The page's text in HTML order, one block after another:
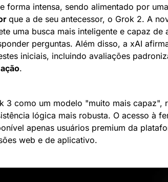
forma intensa, sendo alimentado por uma
que a de seu antecessor, o Grok 2. A
uma busca mais inteligente e capaz de
perguntas. Além disso, a xAI
iniciais, incluindo avaliações
.
3 como um modelo "muito mais capaz",
lógica mais robusta. O acesso à
apenas usuários premium da
web e de aplicativo.